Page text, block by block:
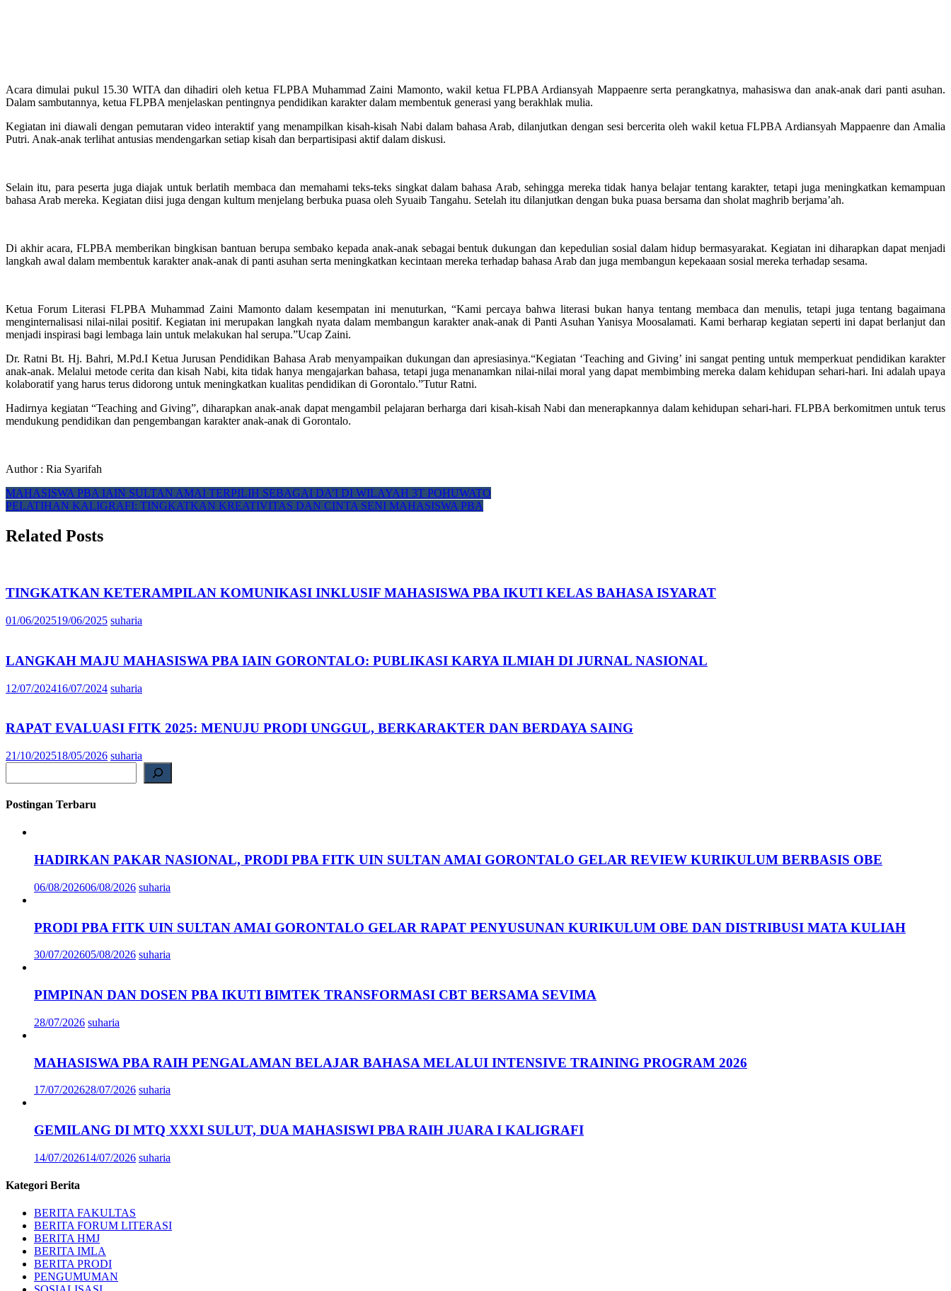
Acara dimulai pukul 15.30 WITA dan dihadiri oleh ketua FLPBA Muhammad Zaini Mamonto, wakil ketua FLPBA Ardiansyah Mappaenre serta perangkatnya, mahasiswa dan anak-anak dari panti asuhan.
Dalam sambutannya, ketua FLPBA menjelaskan pentingnya pendidikan karakter dalam membentuk generasi yang berakhlak mulia.
Kegiatan ini diawali dengan pemutaran video interaktif yang menampilkan kisah-kisah Nabi dalam bahasa Arab, dilanjutkan dengan sesi bercerita oleh wakil ketua FLPBA Ardiansyah Mappaenre dan Amalia
Putri. Anak-anak terlihat antusias mendengarkan setiap kisah dan berpartisipasi aktif dalam diskusi.
Selain itu, para peserta juga diajak untuk berlatih membaca dan memahami teks-teks singkat dalam bahasa Arab, sehingga mereka tidak hanya belajar tentang karakter, tetapi juga meningkatkan kemampuan
bahasa Arab mereka. Kegiatan diisi juga dengan kultum menjelang berbuka puasa oleh Syuaib Tangahu. Setelah itu dilanjutkan dengan buka puasa bersama dan sholat maghrib berjama’ah.
Di akhir acara, FLPBA memberikan bingkisan bantuan berupa sembako kepada anak-anak sebagai bentuk dukungan dan kepedulian sosial dalam hidup bermasyarakat. Kegiatan ini diharapkan dapat menjadi
langkah awal dalam membentuk karakter anak-anak di panti asuhan serta meningkatkan kecintaan mereka terhadap bahasa Arab dan juga membangun kepekaaan sosial mereka terhadap sesama.
Ketua Forum Literasi FLPBA Muhammad Zaini Mamonto dalam kesempatan ini menuturkan, “Kami percaya bahwa literasi bukan hanya tentang membaca dan menulis, tetapi juga tentang bagaimana
menginternalisasi nilai-nilai positif. Kegiatan ini merupakan langkah nyata dalam membangun karakter anak-anak di Panti Asuhan Yanisya Moosalamati. Kami berharap kegiatan seperti ini dapat berlanjut dan
menjadi inspirasi bagi lembaga lain untuk melakukan hal serupa.”Ucap Zaini.
Dr. Ratni Bt. Hj. Bahri, M.Pd.I Ketua Jurusan Pendidikan Bahasa Arab menyampaikan dukungan dan apresiasinya.“Kegiatan ‘Teaching and Giving’ ini sangat penting untuk memperkuat pendidikan karakter
anak-anak. Melalui metode cerita dan kisah Nabi, kita tidak hanya mengajarkan bahasa, tetapi juga menanamkan nilai-nilai moral yang dapat membimbing mereka dalam kehidupan sehari-hari. Ini adalah upaya
kolaboratif yang harus terus didorong untuk meningkatkan kualitas pendidikan di Gorontalo.”Tutur Ratni.
Hadirnya kegiatan “Teaching and Giving”, diharapkan anak-anak dapat mengambil pelajaran berharga dari kisah-kisah Nabi dan menerapkannya dalam kehidupan sehari-hari. FLPBA berkomitmen untuk terus
mendukung pendidikan dan pengembangan karakter anak-anak di Gorontalo.
Author : Ria Syarifah
Post
navigation
MAHASISWA PBA IAIN SULTAN AMAI TERPILIH SEBAGAI DA’I DI WILAYAH 3T POHUWATO
PELATIHAN KALIGRAFI: TINGKATKAN KREATIVITAS DAN CINTA SENI MAHASISWA PBA
Related Posts
TINGKATKAN KETERAMPILAN KOMUNIKASI INKLUSIF MAHASISWA PBA IKUTI KELAS BAHASA ISYARAT
01/06/202519/06/2025 suharia
LANGKAH MAJU MAHASISWA PBA IAIN GORONTALO: PUBLIKASI KARYA ILMIAH DI JURNAL NASIONAL
12/07/202416/07/2024 suharia
RAPAT EVALUASI FITK 2025: MENUJU PRODI UNGGUL, BERKARAKTER DAN BERDAYA SAING
21/10/202518/05/2026 suharia
Postingan Terbaru
HADIRKAN PAKAR NASIONAL, PRODI PBA FITK UIN SULTAN AMAI GORONTALO GELAR REVIEW KURIKULUM BERBASIS OBE
06/08/202606/08/2026 suharia
PRODI PBA FITK UIN SULTAN AMAI GORONTALO GELAR RAPAT PENYUSUNAN KURIKULUM OBE DAN DISTRIBUSI MATA KULIAH
30/07/202605/08/2026 suharia
PIMPINAN DAN DOSEN PBA IKUTI BIMTEK TRANSFORMASI CBT BERSAMA SEVIMA
28/07/2026 suharia
MAHASISWA PBA RAIH PENGALAMAN BELAJAR BAHASA MELALUI INTENSIVE TRAINING PROGRAM 2026
17/07/202628/07/2026 suharia
GEMILANG DI MTQ XXXI SULUT, DUA MAHASISWI PBA RAIH JUARA I KALIGRAFI
14/07/202614/07/2026 suharia
Kategori Berita
BERITA FAKULTAS
BERITA FORUM LITERASI
BERITA HMJ
BERITA IMLA
BERITA PRODI
PENGUMUMAN